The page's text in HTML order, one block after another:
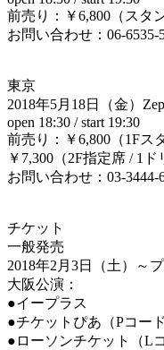
前売り：￥6,800（スタ
お問い合わせ：06-6535-
東京
2018年5月18日（金）
open 18:30 / start 19:30
前売り：￥6,800（1Fス
￥7,300（2F指定席 / 1ド
お問い合わせ：03-3444-
チケット
一般発売
2018年2月3日（土）～
大阪公演：
●イープラス
●チケットぴあ（Pコー
●ローソンチケット（L